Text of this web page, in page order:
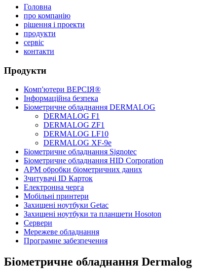
Головна
про компанію
рішення і проекти
продукти
сервіс
контакти
Продукти
Комп'ютери ВЕРСІЯ®
Інформаційна безпека
Біометричне обладнання DERMALOG
DERMALOG F1
DERMALOG ZF1
DERMALOG LF10
DERMALOG XF-9e
Біометричне обладнання Signotec
Біометричне обладнання HID Corporation
АРМ обробки біометричних даних
Зчитувачі ID Карток
Електронна черга
Мобільні принтери
Захищені ноутбуки Getac
Захищені ноутбуки та планшети Hosoton
Сервери
Мережеве обладнання
Програмне забезпечення
Біометричне обладнання Dermalog